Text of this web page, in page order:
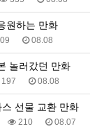
원하는 만화
08.08
놀러갔던 만화
197 08.08
선물 교환 만화
210 08.07